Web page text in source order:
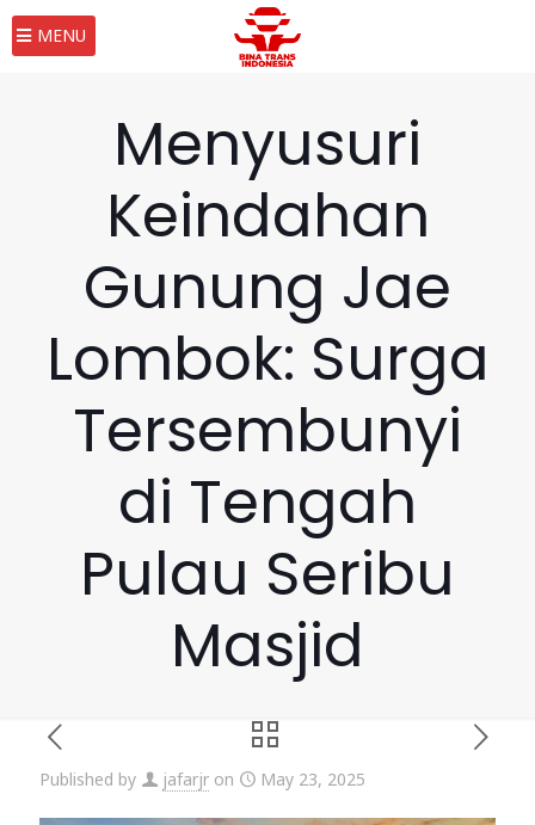
MENU
Menyusuri
Keindahan
Gunung Jae
Lombok: Surga
Tersembunyi
di Tengah
Pulau Seribu
Masjid
Published by jafarjr on May 23, 2025